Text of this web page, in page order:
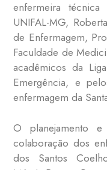
enfermeira
UNIFAL-MG,
de Enfermagem,
Faculdade de
acadêmicos da
Emergência, e
enfermagem da
O planejamento
colaboração dos
dos Santos